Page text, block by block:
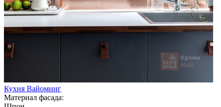
Кухня Вайоминг
Материал фасада: